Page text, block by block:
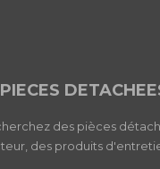
PIECES
des pièces
des produits